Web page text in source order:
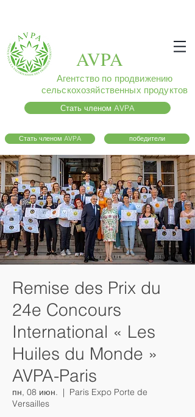
AVPA
Агентство по продвижению
сельскохозяйственных продуктов
Стать членом AVPA
Стать членом AVPA победители
Remise des Prix du
24e Concours
International « Les
Huiles du Monde »
AVPA-Paris
пн, 08 июн.
  |
Paris Expo Porte de
Versailles